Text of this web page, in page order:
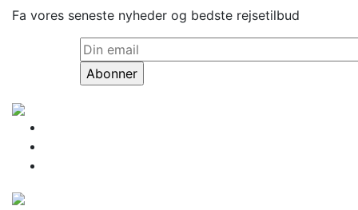
Fa vores seneste nyheder og bedste rejsetilbud